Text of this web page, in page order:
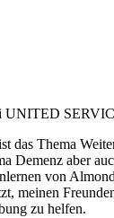
UNITED
das Thema
Demenz aber
von
meinen
zu helfen.